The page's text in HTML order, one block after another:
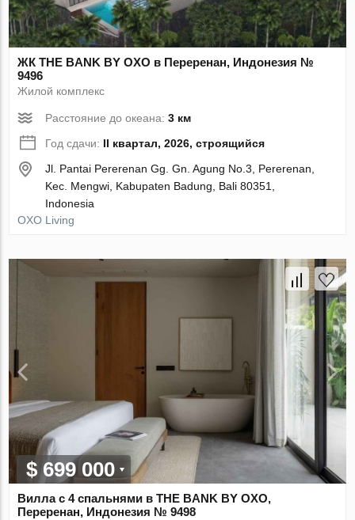
ЖК THE BANK BY OXO в Переренан, Индонезия №
9496
Жилой комплекс
Расстояние до океана:3 км
Год сдачи: II квартал, 2026, строящийся
Jl. Pantai Pererenan Gg. Gn. Agung No.3, Pererenan,
Kec. Mengwi, Kabupaten Badung, Bali 80351,
Indonesia
OXO Living
$ 699 000
Вилла с 4 спальнями в THE BANK BY OXO,
Переренан, Индонезия № 9498